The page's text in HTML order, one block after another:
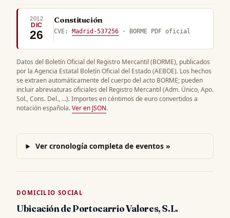
2012
DIC
26
Constitución
CVE: Madrid-537256 · BORME PDF oficial
Datos del Boletín Oficial del Registro Mercantil (BORME), publicados
por la Agencia Estatal Boletín Oficial del Estado (AEBOE). Los hechos
se extraen automáticamente del cuerpo del acto BORME; pueden
incluir abreviaturas oficiales del Registro Mercantil (Adm. Único, Apo.
Sol., Cons. Del., …). Importes en céntimos de euro convertidos a
notación española.Ver en JSON.
Ver cronología completa de eventos »
DOMICILIO SOCIAL
Ubicación de Portocarrio Valores, S.L.